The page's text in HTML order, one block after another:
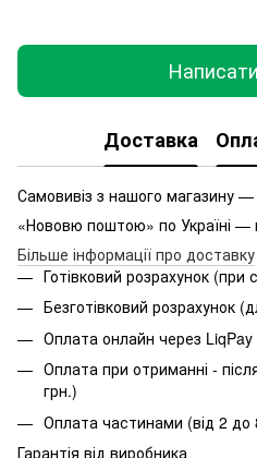
Доставка
Самовивіз з нашого магазину
«Нововю поштою» по Україні —
Більше інформації про доставку
Готівковий розрахунок (при
Безготівковий розрахунок
Оплата онлайн через
Оплата при отриманні -
грн.)
Оплата частинами (від 2 до
Гарантія від виробника